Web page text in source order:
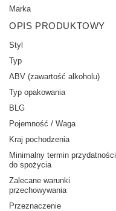
Marka
OPIS PRODUKTOWY
Styl
Typ
ABV (zawartość alkoholu)
Typ opakowania
BLG
Pojemność / Waga
Kraj pochodzenia
Minimalny termin przydatności
do spożycia
Zalecane warunki
przechowywania
Przeznaczenie